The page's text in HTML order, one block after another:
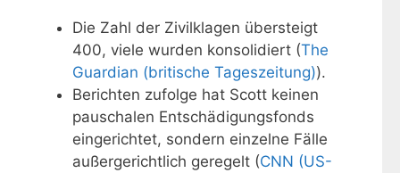
Die Zahl der Zivilklagen übersteigt
400, viele wurden konsolidiert (The
Guardian (britische Tageszeitung)).
Berichten zufolge hat Scott keinen
pauschalen Entschädigungsfonds
eingerichtet, sondern einzelne Fälle
außergerichtlich geregelt (CNN (US-